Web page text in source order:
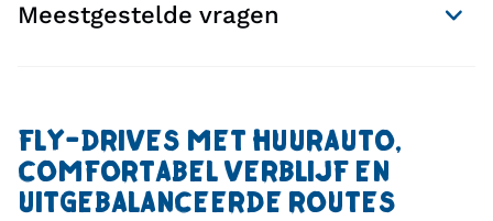
Meestgestelde vragen
FLY-DRIVES MET HUURAUTO,
COMFORTABEL VERBLIJF EN
UITGEBALANCEERDE ROUTES